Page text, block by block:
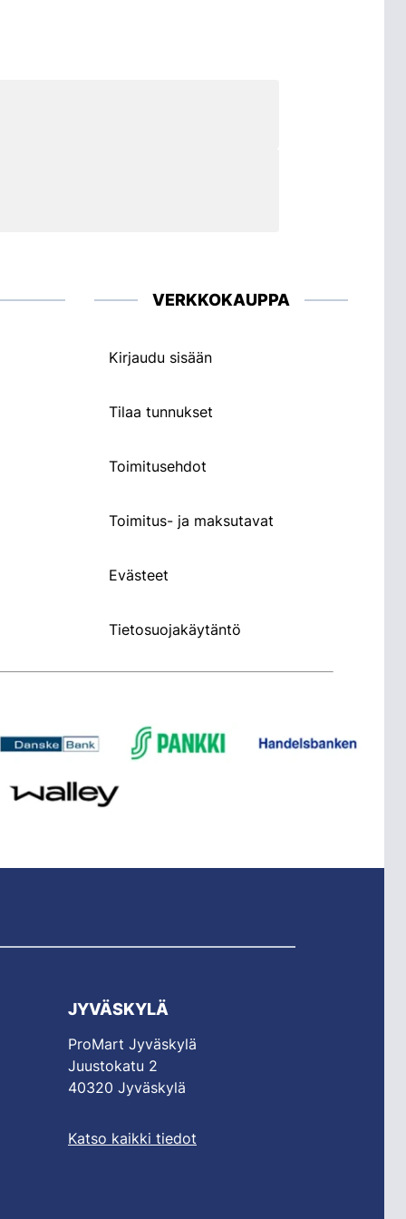
VERKKOKAUPPA
Kirjaudu sisään
Tilaa tunnukset
Toimitusehdot
Toimitus- ja maksutavat
Evästeet
Tietosuojakäytäntö
JYVÄSKYLÄ
ProMart Jyväskylä
Juustokatu 2
40320 Jyväskylä
Katso kaikki tiedot